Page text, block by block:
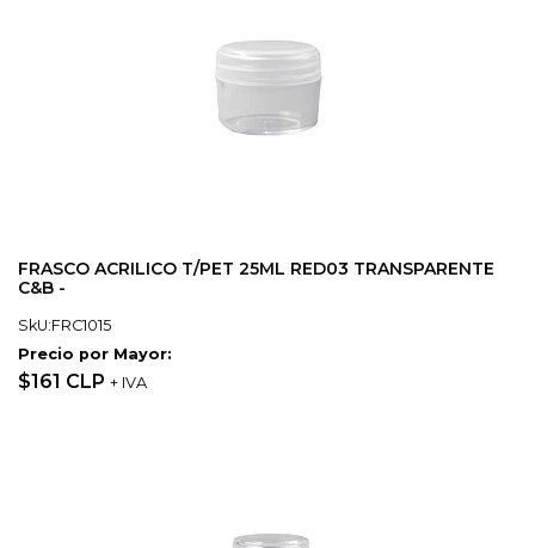
FRASCO ACRILICO T/PET 25ML RED03 TRANSPARENTE
C&B -
SkU:FRC1015
Precio por Mayor:
$161 CLP + IVA